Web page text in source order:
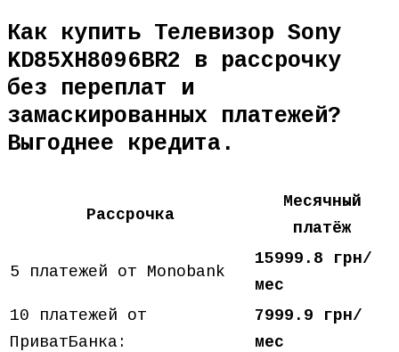
Как купить Телевизор Sony
KD85XH8096BR2 в рассрочку
без переплат и
замаскированных платежей?
Выгоднее кредита.
Рассрочка
Месячный
платёж
5 платежей от Monobank
15999.8 грн/
мес
10 платежей от
ПриватБанка:
7999.9 грн/
мес